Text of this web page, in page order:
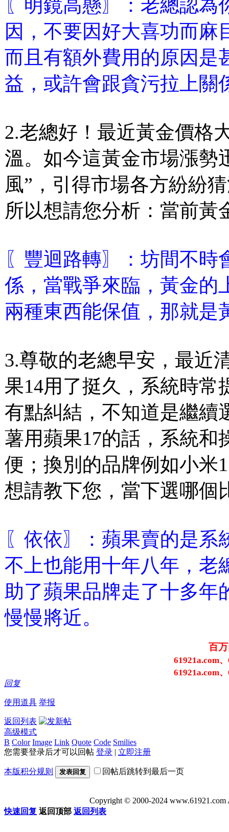
〖明鏡高懸〗：老總認
因，不要因好大喜功而
而且有額外費用的原因是
益，或許會跟貪污拉上關
2.老總好！最近黃金價格
溫。如今這黃金市場漲勢
風”，引得市場各方紛紛
所以想請您分析：當前黃
〖豐迴路轉〗：坊間不
係，當戰爭來臨，黃金的
兩種東西能保值，那就是
3.尊敬的老總早安，最近
果14用了挺久，系統時常
有點糾結，不知道是繼續
薯用蘋果17的話，系統和
便；換別的品牌例如小米
想請教下您，當下選哪個
〖依依〗：蘋果賣的是
不上也能用十年八年，老
助了蘋果品牌走了十多年
慢慢將近。
百
61921a.com
61921a.com
回复
使用道具 举报
返回列表
高级模式
B Color Image Link Quote Code Smilies
您需要登录后才可以回帖 登录 | 立即注册
本版积分规则 发表回复 回帖后跳转到最后一页
Copyright © 2000-2024
快速回复 返回顶部 返回列表